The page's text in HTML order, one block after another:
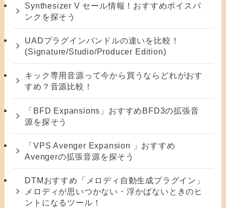
Synthesizer V セール情報！おすすめボイスバ
ンクを探そう
UADプラグインバンドルの違いを比較！
(Signature/Studio/Producer Edition)
キック専用音源って今から買うならどれがおす
すめ？音源比較！
「BFD Expansions」おすすめBFD3の拡張音
源を探そう
「VPS Avenger Expansion 」おすすめ
Avengerの拡張音源を探そう
DTMおすすめ「メロディ自動生成プラグイン」
メロディが思いつかない・浮かばないときのヒ
ントになるツール！